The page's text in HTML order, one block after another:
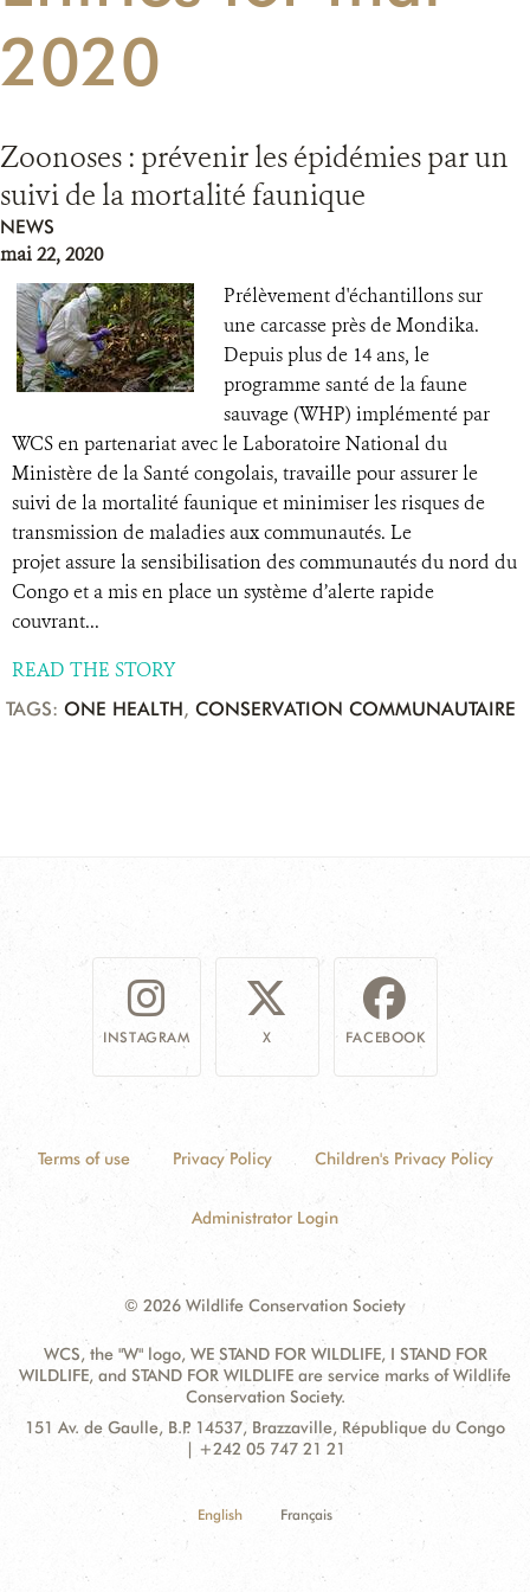
2020
Zoonoses : prévenir les épidémies par un
suivi de la mortalité faunique
NEWS
mai 22, 2020
Prélèvement d'échantillons sur
une carcasse près de Mondika.
Depuis plus de 14 ans, le
programme santé de la faune
sauvage (WHP) implémenté par
WCS en partenariat avec le Laboratoire National du
Ministère de la Santé congolais, travaille pour assurer le
suivi de la mortalité faunique et minimiser les risques de
transmission de maladies aux communautés. Le
projet assure la sensibilisation des communautés du nord du
Congo et a mis en place un système d’alerte rapide
couvrant...
READ THE STORY
TAGS: ONE HEALTH, CONSERVATION COMMUNAUTAIRE
INSTAGRAM X FACEBOOK
Terms of use Privacy Policy Children's Privacy Policy
Administrator Login
© 2026 Wildlife Conservation Society
WCS, the "W" logo, WE STAND FOR WILDLIFE, I STAND FOR
WILDLIFE, and STAND FOR WILDLIFE are service marks of Wildlife
Conservation Society.
Contact
Address:
151 Av. de Gaulle, B.P. 14537, Brazzaville, République du Congo
| +242 05 747 21 21
English Français